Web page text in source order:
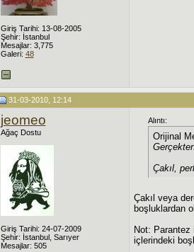
Giriş Tarihi: 13-08-2005
Şehir: İstanbul
Mesajlar: 3,775
Galeri: 48
31-03-2010, 12:14
jeomeo
Ağaç Dostu
Giriş Tarihi: 24-07-2009
Şehir: İstanbul, Sarıyer
Mesajlar: 505
Alıntı:
Orijinal
Çakıl,
Çakıl veya
boşluklardan
Not: Parantez
içlerindeki